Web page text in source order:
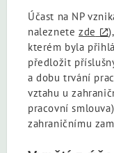
Účast na NP
naleznete zde
kterém byla
předložit
a dobu trvání
vztahu u
pracovní
zahraničnímu